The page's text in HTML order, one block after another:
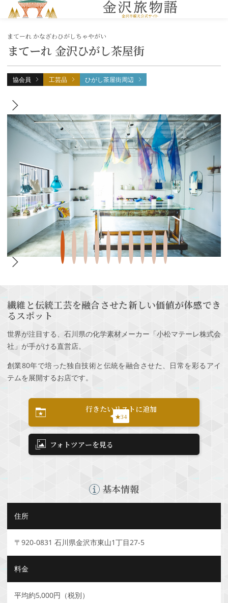
まてーれ 金沢ひがし茶屋街
まてーれ かなざわひがしちゃやがい
協会員 工芸品 ひがし茶屋街周辺
繊維と伝統工芸を融合させた新しい価値が体感でき
るスポット
世界が注目する、石川県の化学素材メーカー「小松マテーレ株式会
社」が手がける直営店。
創業80年で培った独自技術と伝統を融合させた、日常を彩るアイ
テムを展開するお店です。
行きたいリストに追加
★34
フォトツアーを見る
基本情報
住所
〒920-0831 石川県金沢市東山1丁目27-5
料金
平均約5,000円（税別）